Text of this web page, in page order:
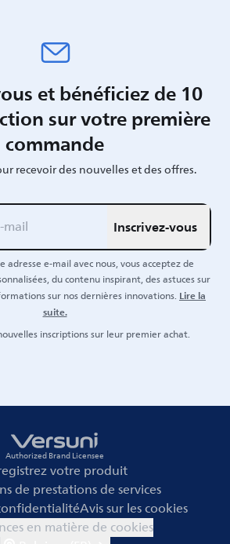
et bénéficiez de 10
sur votre première
commande
recevoir des nouvelles et des offres.
Inscrivez-vous
e-mail avec nous, vous acceptez de
du contenu inspirant, des astuces sur
sur nos dernières innovations.Lire la
suite.
inscriptions sur leur premier achat.
Authorized Brand Licensee
votre produit
de prestations de services
Avis sur les cookies
en matière de cookies